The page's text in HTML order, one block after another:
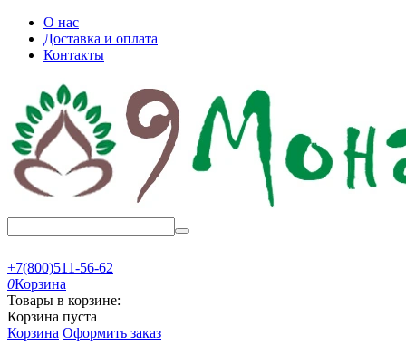
О нас
Доставка и оплата
Контакты
+7(800)511-56-62
0Корзина
Товары в корзине:
Корзина пуста
Корзина Оформить заказ